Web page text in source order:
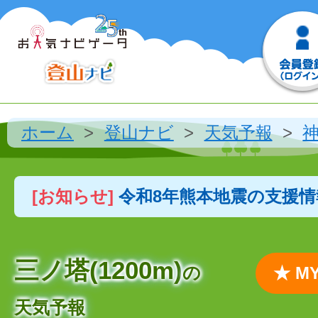
ホーム 登山ナビ 天気予報
[お知らせ] 令和8年熊本地震の支援
三ノ塔(1200m)の
天気予報
★